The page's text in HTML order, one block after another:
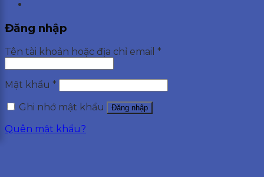
Đăng nhập
Tên tài khoản hoặc địa chỉ email *
Mật khẩu *
Ghi nhớ mật khẩu
Đăng nhập
Quên mật khẩu?